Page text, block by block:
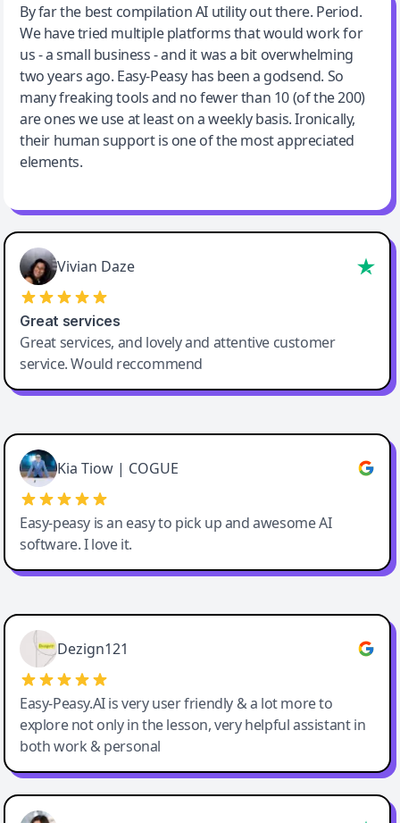
Jeff Wilson
By far the best compilation AI utility
By far the best compilation AI utility out there. Period.
We have tried multiple platforms that would work for
us - a small business - and it was a bit overwhelming
two years ago. Easy-Peasy has been a godsend. So
many freaking tools and no fewer than 10 (of the 200)
are ones we use at least on a weekly basis. Ironically,
their human support is one of the most appreciated
elements.
Vivian Daze
Great services
Great services, and lovely and attentive customer
service. Would reccommend
Cody Crabb
Great service, Best AI tool
Kia Tiow | COGUE
Easy-peasy is an easy to pick up and awesome AI
software. I love it.
Easy-Peasy AI
Dezign121
Easy-Peasy.AI is very user friendly & a lot more to
explore not only in the lesson, very helpful assistant in
both work & personal